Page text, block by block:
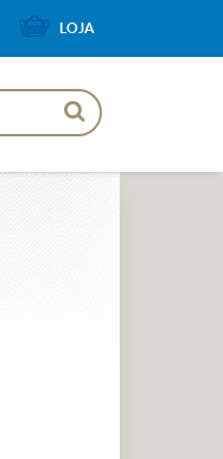
LOJA